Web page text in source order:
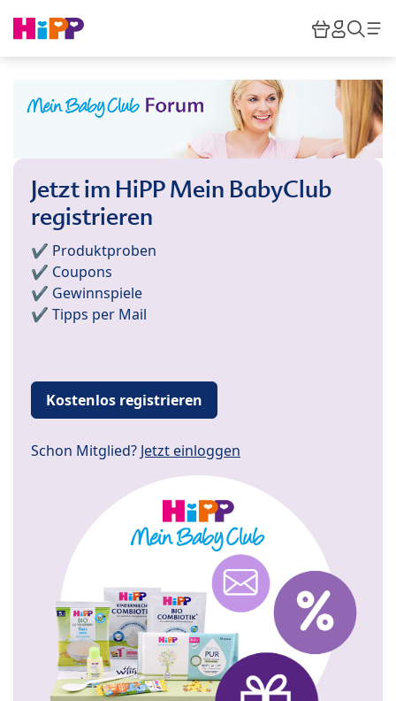
HiPP
Jetzt im HiPP Mein BabyClub
registrieren
✔️ Produktproben
✔️ Coupons
✔️ Gewinnspiele
✔️ Tipps per Mail
Kostenlos registrieren
Schon Mitglied? Jetzt einloggen